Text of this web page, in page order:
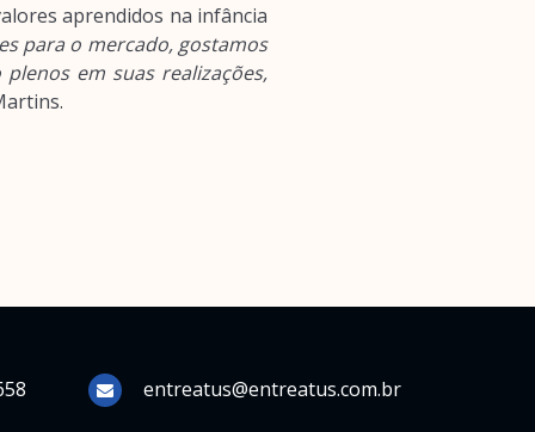
aprendidos na infância
para o mercado, gostamos
em suas realizações,
entreatus@entreatus.com.br